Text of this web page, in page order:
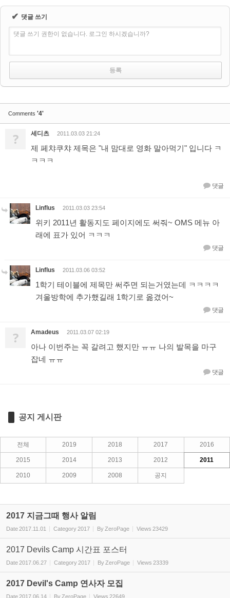
✔ 댓글 쓰기
댓글 쓰기 권한이 없습니다. 로그인 하시겠습니까?
Comments '4'
? 세디츠 2011.03.03 21:24
제 페챠쿠챠 제목은 "내 맘대로 영화 말아먹기" 입니다 ㅋ
ㅋㅋㅋ
댓글
Linflus 2011.03.03 23:54
위키 2011년 활동지도 페이지에도 써줘~ OMS 메뉴 아
래에 표가 있어 ㅋㅋㅋ
댓글
Linflus 2011.03.06 03:52
1학기 테이블에 제목만 써주면 되는거였는데 ㅋㅋㅋㅋ
겨울방학에 추가했길래 1학기로 옮겼어~
댓글
? Amadeus 2011.03.07 02:19
아나 이번주는 꼭 갈려고 했지만 ㅠㅠ 나의 발목을 마구
잡네 ㅠㅠ
댓글
공지 게시판
전체 2019 2018 2017 2016
2015 2014 2013 2012 2011
2010 2009 2008 공지
2017 지금그때 행사 알림
Date2017.11.01 Category2017 By ZeroPage Views 23429
2017 Devils Camp 시간표 포스터
Date2017.06.27 Category2017 By ZeroPage Views 23339
2017 Devil's Camp 연사자 모집
Date2017.06.14 By ZeroPage Views 22649